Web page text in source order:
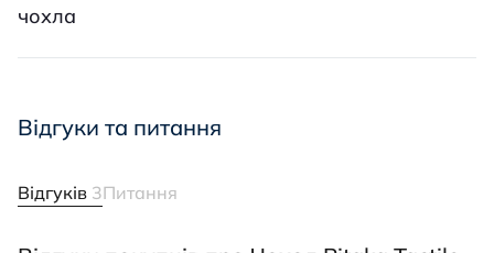
чохла
Відгуки та питання
Відгуків 3Питання